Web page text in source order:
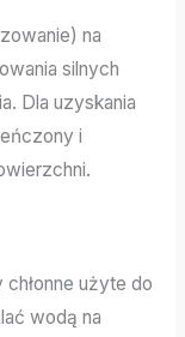
na
silnych
Dla uzyskania
i
użyte do
wodą na